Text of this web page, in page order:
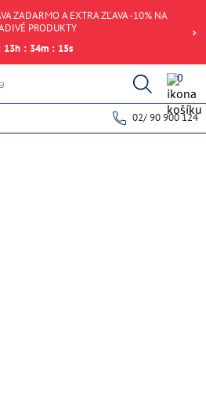
ZADARMO A EXTRA ZĽAVA -10% NA
PRODUKTY
13h : 34m : 15s
0
02/ 90 900 124